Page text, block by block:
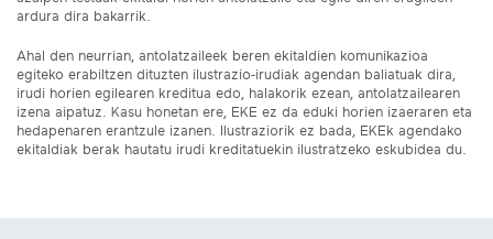
ardura dira bakarrik.
Ahal den neurrian, antolatzaileek beren ekitaldien komunikazioa
egiteko erabiltzen dituzten ilustrazio-irudiak agendan baliatuak dira,
irudi horien egilearen kreditua edo, halakorik ezean, antolatzailearen
izena aipatuz. Kasu honetan ere, EKE ez da eduki horien izaeraren eta
hedapenaren erantzule izanen. Ilustraziorik ez bada, EKEk agendako
ekitaldiak berak hautatu irudi kreditatuekin ilustratzeko eskubidea du.